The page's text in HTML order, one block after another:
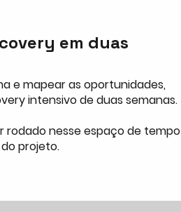
em duas
e mapear as oportunidades,
intensivo de duas semanas.
rodado nesse espaço de tempo
projeto.